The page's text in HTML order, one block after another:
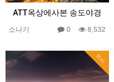
ATT옥상에사본 송도야경
소나기 0 8,532
Hot